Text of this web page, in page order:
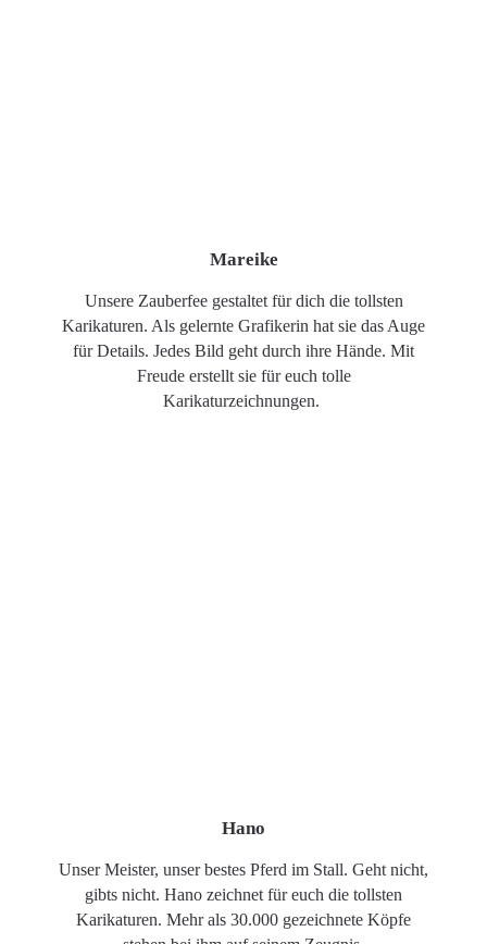
Mareike
Unsere Zauberfee gestaltet für dich die tollsten
Karikaturen. Als gelernte Grafikerin hat sie das Auge
für Details. Jedes Bild geht durch ihre Hände. Mit
Freude erstellt sie für euch tolle
Karikaturzeichnungen.
Hano
Unser Meister, unser bestes Pferd im Stall. Geht nicht,
gibts nicht. Hano zeichnet für euch die tollsten
Karikaturen. Mehr als 30.000 gezeichnete Köpfe